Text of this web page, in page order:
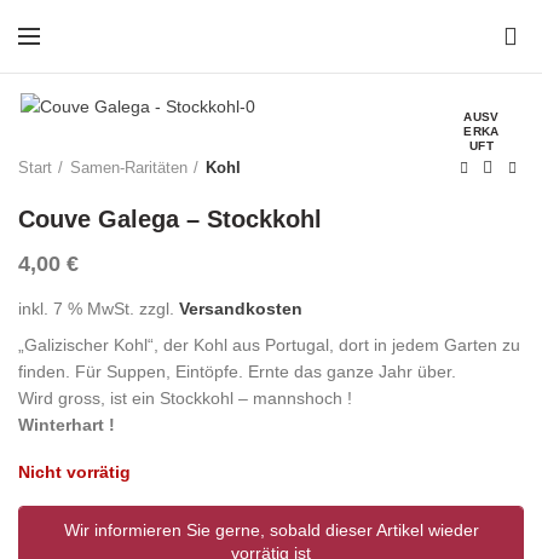
AUSV
ERKA
UFT
Start Samen-Raritäten Kohl
Couve Galega – Stockkohl
4,00 €
inkl. 7 % MwSt. zzgl. Versandkosten
„Galizischer Kohl“, der Kohl aus Portugal, dort in jedem Garten zu
finden. Für Suppen, Eintöpfe. Ernte das ganze Jahr über.
Wird gross, ist ein Stockkohl – mannshoch !
Winterhart !
Nicht vorrätig
Wir informieren Sie gerne, sobald dieser Artikel wieder
vorrätig ist